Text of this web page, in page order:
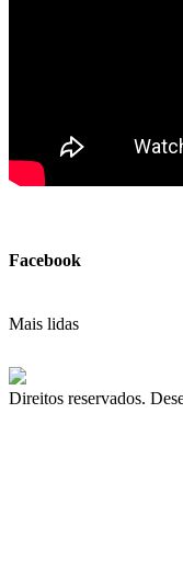
Facebook
Mais lidas
Direitos reservados.